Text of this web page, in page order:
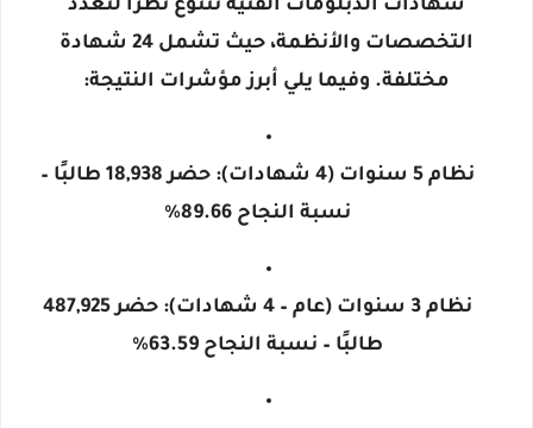
شهادات الدبلومات الفنية تتنوع نظرًا لتعدد
التخصصات والأنظمة، حيث تشمل 24 شهادة
مختلفة. وفيما يلي أبرز مؤشرات النتيجة:
نظام 5 سنوات (4 شهادات)
: حضر 18,938 طالبًا –
نسبة النجاح 89.66%
نظام 3 سنوات (عام – 4 شهادات)
: حضر 487,925
طالبًا – نسبة النجاح 63.59%